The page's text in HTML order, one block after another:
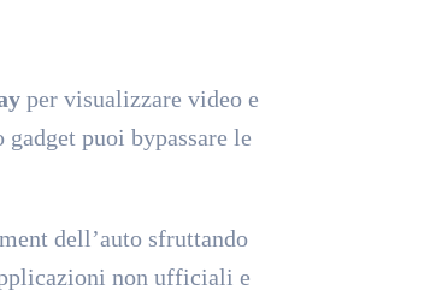
per visualizzare video e
puoi bypassare le
dell’auto sfruttando
non ufficiali e